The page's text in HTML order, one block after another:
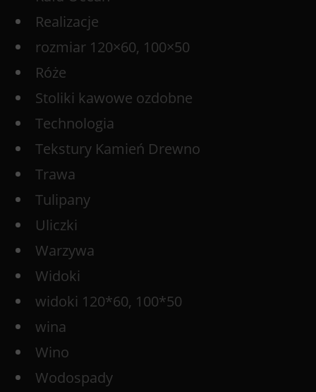
Realizacje
rozmiar 120×60, 100×50
Róże
Stoliki kawowe ozdobne
Technologia
Tekstury Kamień Drewno
Trawa
Tulipany
Uliczki
Warzywa
Widoki
widoki 120*60, 100*50
wina
Wino
Wodospady